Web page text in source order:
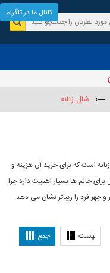
—› شال زنانه
است که برای خرید آن هزینه و
خانم ها بسیار اهمیت دارد چرا
فرد را زیباتر نشان می دهد.
لیست جمع
کانال ما در تلگرام